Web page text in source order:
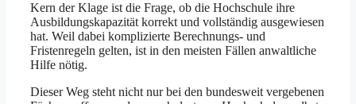
Kern der Klage ist die Frage, ob die Hochschule ihre
Ausbildungskapazität korrekt und vollständig ausgewiesen
hat. Weil dabei komplizierte Berechnungs- und
Fristenregeln gelten, ist in den meisten Fällen anwaltliche
Hilfe nötig.
Dieser Weg steht nicht nur bei den bundesweit vergebenen